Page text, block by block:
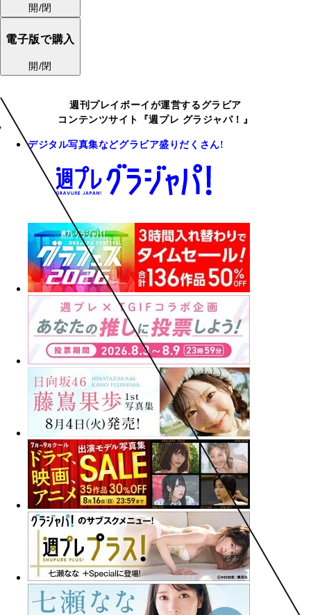
開/閉
電子版で購入
開/閉
週刊プレイボーイが運営するグラビア
コンテンツサイト『週プレ グラジャパ！』
デジタル写真集などグラビア盛りだくさん!